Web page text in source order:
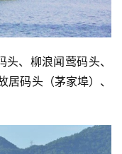
、柳浪闻莺码头、
码头（茅家埠）、